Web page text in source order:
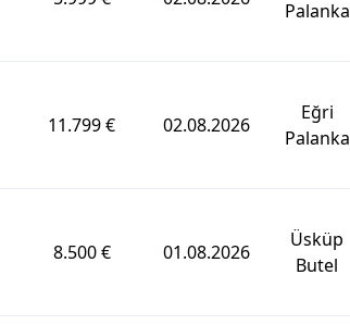
Palanka
11.799 € 02.08.2026
Eğri
Palanka
8.500 € 01.08.2026
Üsküp
Butel